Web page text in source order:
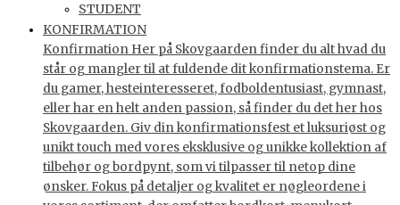
STUDENT
KONFIRMATION
Konfirmation Her på Skovgaarden finder du alt hvad du
står og mangler til at fuldende dit konfirmationstema. Er
du gamer, hesteinteresseret, fodboldentusiast, gymnast,
eller har en helt anden passion, så finder du det her hos
Skovgaarden. Giv din konfirmationsfest et luksuriøst og
unikt touch med vores eksklusive og unikke kollektion af
tilbehør og bordpynt, som vi tilpasser til netop dine
ønsker. Fokus på detaljer og kvalitet er nøgleordene i